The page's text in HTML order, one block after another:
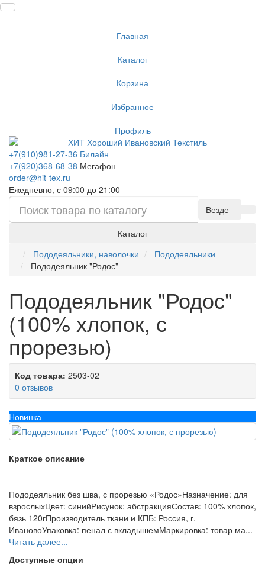
Главная
Каталог
Корзина
Избранное
Профиль
+7(910)981-27-36 Билайн
+7(920)368-68-38 Мегафон
order@hit-tex.ru
Ежедневно, с 09:00 до 21:00
Везде
Каталог
Пододеяльники, наволочки
Пододеяльники
Пододеяльник "Родос"
Пододеяльник "Родос"
(100% хлопок, с
прорезью)
Код товара: 2503-02
0 отзывов
Новинка
Краткое описание
Пододеяльник без шва, с прорезью «Родос»Назначение: для
взрослыхЦвет: синийРисунок: абстракцияСостав: 100% хлопок,
бязь 120гПроизводитель ткани и КПБ: Россия, г.
ИвановоУпаковка: пенал с вкладышемМаркировка: товар ма...
Читать далее...
Доступные опции